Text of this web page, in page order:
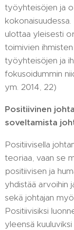
työyhteisöjen ja
ulottaa yleisesti
toimivien
työyhteisöjen ja
fokusoidummin
ym. 2014, 22)
Positiivinen
soveltamista
Positiivisella
teoriaa, vaan se
positiivisen ja
yhdistää arvoihin
sekä johtajan
Positiivisiksi
yleensä